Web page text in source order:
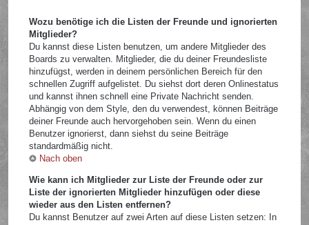
Wozu benötige ich die Listen der Freunde und ignorierten
Mitglieder?
Du kannst diese Listen benutzen, um andere Mitglieder des
Boards zu verwalten. Mitglieder, die du deiner Freundesliste
hinzufügst, werden in deinem persönlichen Bereich für den
schnellen Zugriff aufgelistet. Du siehst dort deren Onlinestatus
und kannst ihnen schnell eine Private Nachricht senden.
Abhängig von dem Style, den du verwendest, können Beiträge
deiner Freunde auch hervorgehoben sein. Wenn du einen
Benutzer ignorierst, dann siehst du seine Beiträge
standardmäßig nicht.
Nach oben
Wie kann ich Mitglieder zur Liste der Freunde oder zur
Liste der ignorierten Mitglieder hinzufügen oder diese
wieder aus den Listen entfernen?
Du kannst Benutzer auf zwei Arten auf diese Listen setzen: In